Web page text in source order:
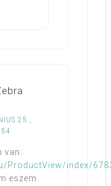
25.,
van:
ProductView/index/
eszem